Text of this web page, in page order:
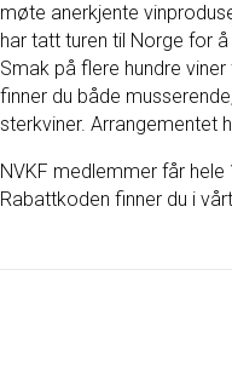
møte anerkjente
har tatt turen til Norge for
Smak på flere hundre
finner du både
sterkviner. Arrangementet
NVKF medlemmer får
Rabattkoden finner du i